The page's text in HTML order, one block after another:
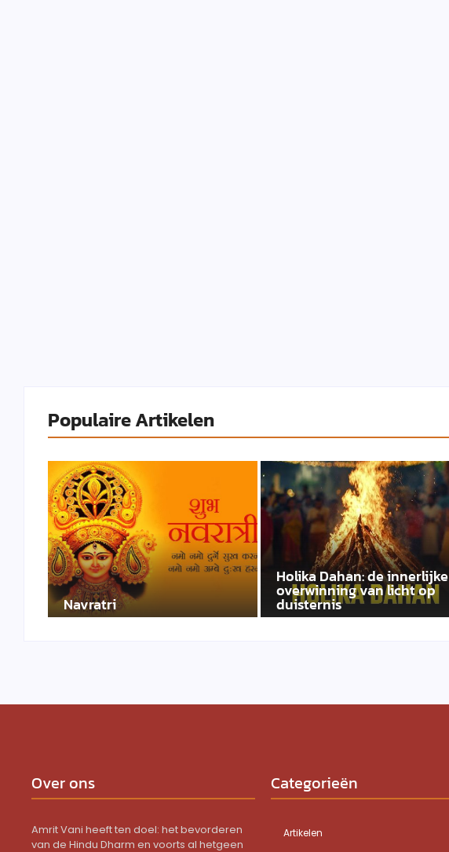
Populaire Artikelen
Navratri
Holika Dahan: de innerlijke
overwinning van licht op
duisternis
Over ons
Amrit Vani heeft ten doel: het bevorderen
van de Hindu Dharm en voorts al hetgeen
Categorieën
Artikelen